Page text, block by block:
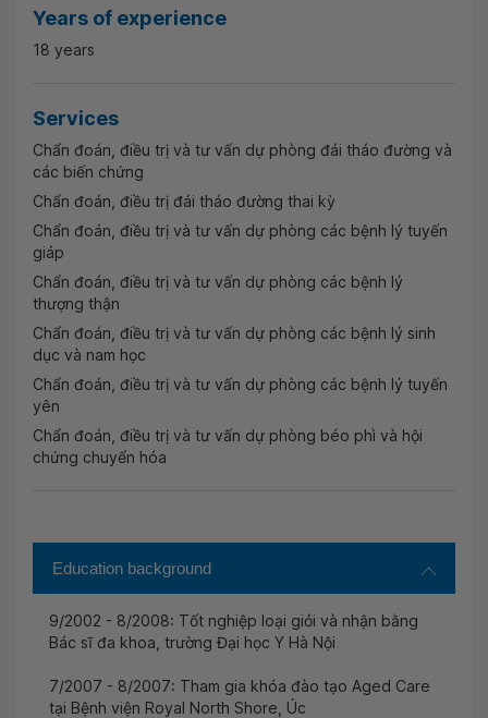
Years of experience
18 years
Services
Chẩn đoán, điều trị và tư vấn dự phòng đái tháo đường và
các biến chứng
Chẩn đoán, điều trị đái tháo đường thai kỳ
Chẩn đoán, điều trị và tư vấn dự phòng các bệnh lý tuyến
giáp
Chẩn đoán, điều trị và tư vấn dự phòng các bệnh lý
thượng thận
Chẩn đoán, điều trị và tư vấn dự phòng các bệnh lý sinh
dục và nam học
Chẩn đoán, điều trị và tư vấn dự phòng các bệnh lý tuyến
yên
Chẩn đoán, điều trị và tư vấn dự phòng béo phì và hội
chứng chuyển hóa
Education background
9/2002 - 8/2008: Tốt nghiệp loại giỏi và nhận bằng
Bác sĩ đa khoa, trường Đại học Y Hà Nội
7/2007 - 8/2007: Tham gia khóa đào tạo Aged Care
tại Bệnh viện Royal North Shore, Úc